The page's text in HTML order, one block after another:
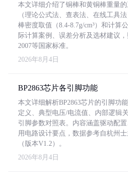
本文详细介绍了铜棒和黄铜棒重量
（理论公式法、查表法、在线工具
棒密度取值（8.4-8.7g/cm³）和计算
际计算案例、误差分析及选材建议
2007等国家标准。
2026年8月4日
BP2863芯片各引脚功能
本文详细解析BP2863芯片的引脚功
定义、典型电压/电流值、内部逻辑
引脚参数对照表。内容涵盖驱动配
用电路设计要点，数据参考自杭州
（版本V1.2）。
2026年8月4日